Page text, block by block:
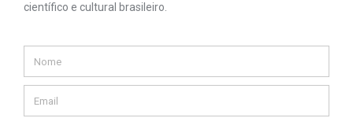
científico e cultural brasileiro.